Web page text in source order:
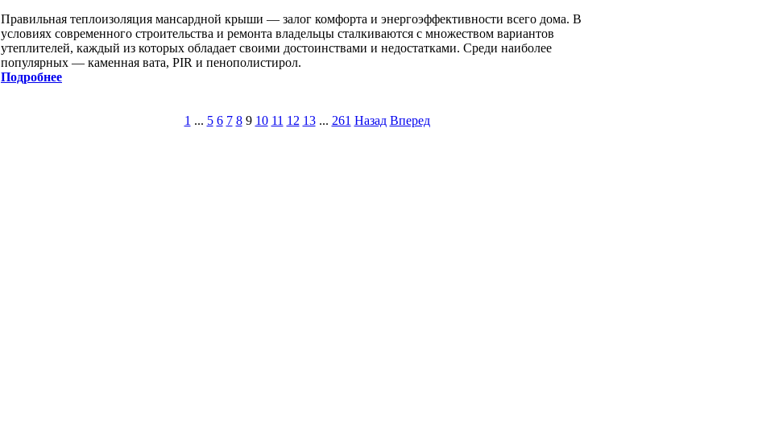
Правильная теплоизоляция мансардной крыши — залог комфорта и энергоэффективности всего дома. В
условиях современного строительства и ремонта владельцы сталкиваются с множеством вариантов
утеплителей, каждый из которых обладает своими достоинствами и недостатками. Среди наиболее
популярных — каменная вата, PIR и пенополистирол.
Подробнее
1 ... 5 6 7 8 9 10 11 12 13 ... 261 Назад Вперед